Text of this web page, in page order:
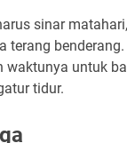
sinar
terang
waktunya untuk
tidur.